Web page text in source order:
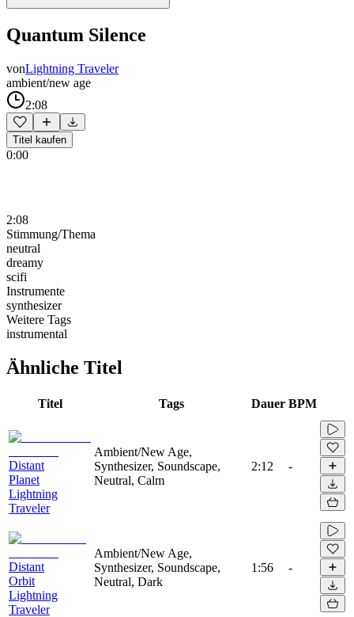
Quantum Silence
vonLightning Traveler
ambient/new age
2:08
Titel kaufen
0:00
2:08
Stimmung/Thema
neutral
dreamy
scifi
Instrumente
synthesizer
Weitere Tags
instrumental
Ähnliche Titel
Titel Tags Dauer BPM
Distant
Planet
Lightning
Traveler
Ambient/New Age,
Synthesizer, Soundscape,
Neutral, Calm
2:12 -
Distant
Orbit
Lightning
Traveler
Ambient/New Age,
Synthesizer, Soundscape,
Neutral, Dark
1:56 -